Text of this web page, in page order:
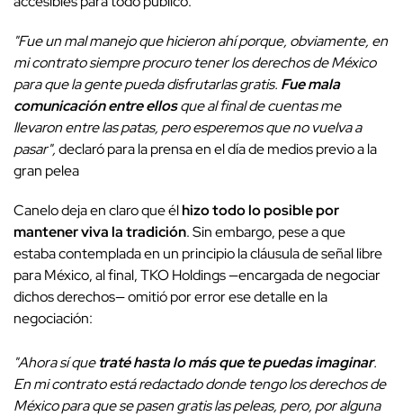
"Fue un mal manejo que hicieron ahí porque, obviamente, en
mi contrato siempre procuro tener los derechos de México
para que la gente pueda disfrutarlas gratis. Fue mala
comunicación entre ellosque al final de cuentas me
llevaron entre las patas, pero esperemos que no vuelva a
pasar",declaró para la prensa en el día de medios previo a la
gran pelea
Canelo deja en claro que élhizo todo lo posible por
mantener viva la tradición. Sin embargo, pese a que
estaba contemplada en un principio la cláusula de señal libre
para México, al final, TKO Holdings —encargada de negociar
dichos derechos— omitió por error ese detalle en la
negociación:
"Ahora sí quetraté hasta lo más que te puedas imaginar.
En mi contrato está redactado donde tengo los derechos de
México para que se pasen gratis las peleas, pero, por alguna